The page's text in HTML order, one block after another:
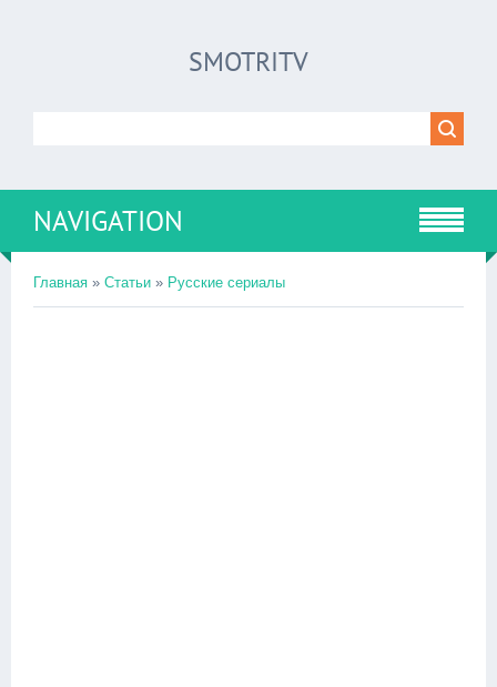
SMOTRITV
NAVIGATION
Главная » Статьи » Русские сериалы